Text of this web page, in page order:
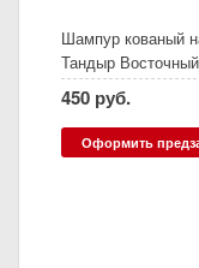
Шампур кованый
Тандыр
Алладин mini,
(Амфора)
450 руб.
Оформить